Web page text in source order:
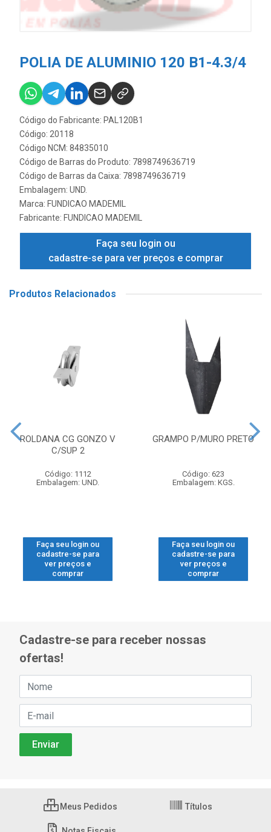
POLIA DE ALUMINIO 120 B1-4.3/4
Código do Fabricante: PAL120B1
Código: 20118
Código NCM: 84835010
Código de Barras do Produto: 7898749636719
Código de Barras da Caixa: 7898749636719
Embalagem: UND.
Marca: FUNDICAO MADEMIL
Fabricante: FUNDICAO MADEMIL
Faça seu login ou
cadastre-se para ver preços e comprar
Produtos Relacionados
ROLDANA CG GONZO V
C/SUP 2
Código: 1112
Embalagem: UND.
Faça seu login ou
cadastre-se para
ver preços e
comprar
GRAMPO P/MURO PRETO
Código: 623
Embalagem: KGS.
Faça seu login ou
cadastre-se para
ver preços e
comprar
Cadastre-se para receber nossas
ofertas!
Meus Pedidos Títulos